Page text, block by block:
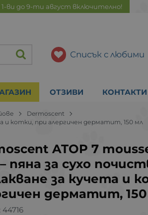
ви до 9-ти август включително!
Списък с любими
ОТЗИВИ КОНТАКТИ
Dermoscent
и котки, при алергичен дерматит, 150 мл
ATOP 7
пяна за сухо
за кучета и
дерматит,
44716